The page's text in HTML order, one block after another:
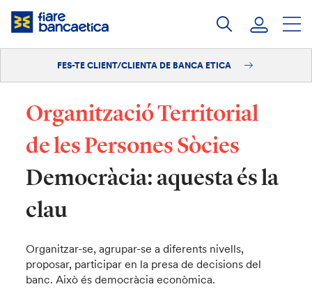
Salta
Iniciar sessió
Fes-te'n client/clienta
FES-TE CLIENT/CLIENTA DE BANCA ETICA
Organització Territorial
de les Persones Sòcies
Democràcia: aquesta és la
clau
Organitzar-se, agrupar-se a diferents nivells,
proposar, participar en la presa de decisions del
banc. Això és democràcia econòmica.